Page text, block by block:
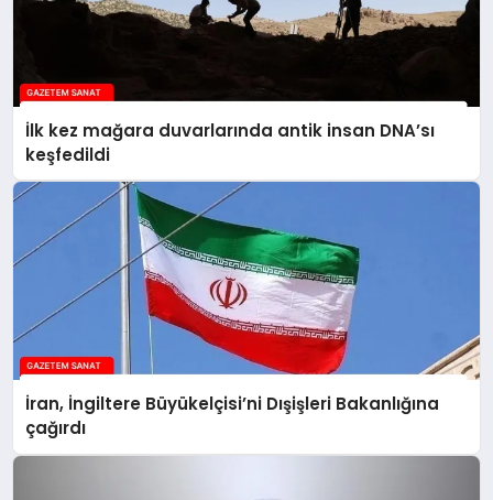
İlk kez mağara duvarlarında antik insan DNA’sı
keşfedildi
İran, İngiltere Büyükelçisi’ni Dışişleri Bakanlığına
çağırdı